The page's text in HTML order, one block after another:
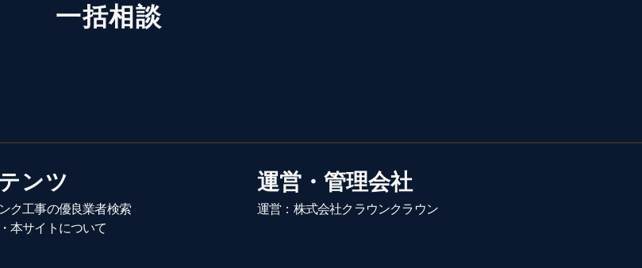
一括相談
ンツ
ク工事の優良業者検索
本サイトについて
運営・管理会社
運営：株式会社クラウンクラウン